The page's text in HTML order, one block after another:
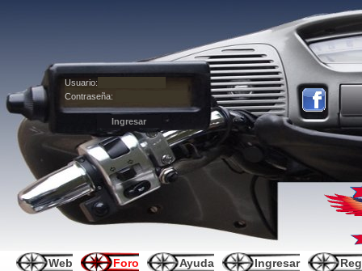
Usuario:
Contraseña:
Web Foro Ayuda Ingresar